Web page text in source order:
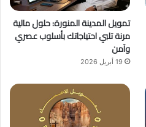
b
e
ا
م
تمويل المدينة المنورة: حلول مالية
مرنة تلبي احتياجاتك بأسلوب عصري
وآمن
19 أبريل 2026